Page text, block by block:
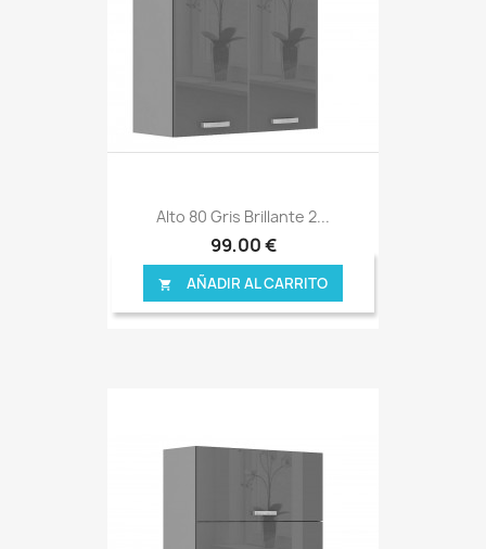
Alto 80 Gris Brillante 2...
99,00 €
 AÑADIR AL CARRITO